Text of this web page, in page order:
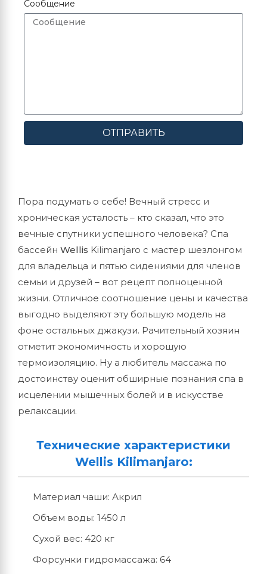
Сообщение
ОТПРАВИТЬ
Пора подумать о себе! Вечный стресс и
хроническая усталость – кто сказал, что это
вечные спутники успешного человека? Спа
бассейн Wellis Kilimanjaro с мастер шезлонгом
для владельца и пятью сидениями для членов
семьи и друзей – вот рецепт полноценной
жизни. Отличное соотношение цены и качества
выгодно выделяют эту большую модель на
фоне остальных джакузи. Рачительный хозяин
отметит экономичность и хорошую
термоизоляцию. Ну а любитель массажа по
достоинству оценит обширные познания спа в
исцелении мышечных болей и в искусстве
релаксации.
Технические характеристики
Wellis Kilimanjaro:
Материал чаши: Акрил
Объем воды: 1450 л
Сухой вес: 420 кг
Форсунки гидромассажа: 64